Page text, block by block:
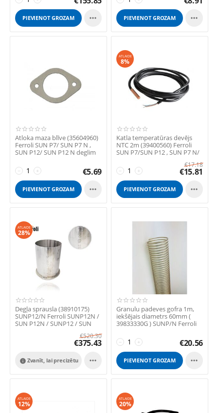
PIEVIENOT GROZAM  PIEVIENOT GROZAM 
Аtloka maza blīve (35604960)
Ferroli SUN P7/ SUN P7 N ,
SUN P12/ SUN P12 N deglim
+
− €5.69
PIEVIENOT GROZAM 
ATLAIDE
8%
Katla temperatūras devējs
NTC 2m (39400560) Ferroli
SUN P7/SUN P12 , SUN P7 N/
+
−
€17.18
€15.81
PIEVIENOT GROZAM 
ATLAIDE
28%
Degļa sprausla (38910175)
SUNP12/N Ferroli SUNP12N /
SUN P12N / SUNP12 / SUN
€520.30
€375.43
Zvanīt, lai precizētu
 
Granulu padeves gofra 1m,
iekšējais diametrs 60mm (
39833330G ) SUNP/N Ferroli
+
− €20.56
PIEVIENOT GROZAM 
ATLAIDE
12%
ATLAIDE
20%